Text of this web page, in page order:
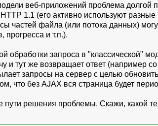
веб-приложений проблема
1.1 (его активно используют
частей файла (или потока данных)
прогресса и т.п.).
обработки запроса в "классической"
и тут же возвращает ответ (например
запросы на сервер с целью
что без AJAX вся страница будет
пути решения проблемы. Скажи, какой